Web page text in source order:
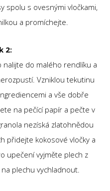
spolu s ovesnými vločkami,
a promíchejte.
2:
nalijte do malého rendlíku a
Vzniklou tekutinu
a vše dobře
na pečící papír a pečte v
nezíská zlatohnědou
přidejte kokosové vločky a
upečení vyjměte plech z
plechu vychladnout.